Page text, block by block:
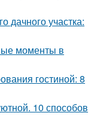
дачного участка:
моменты в
гостиной: 8
10 способов